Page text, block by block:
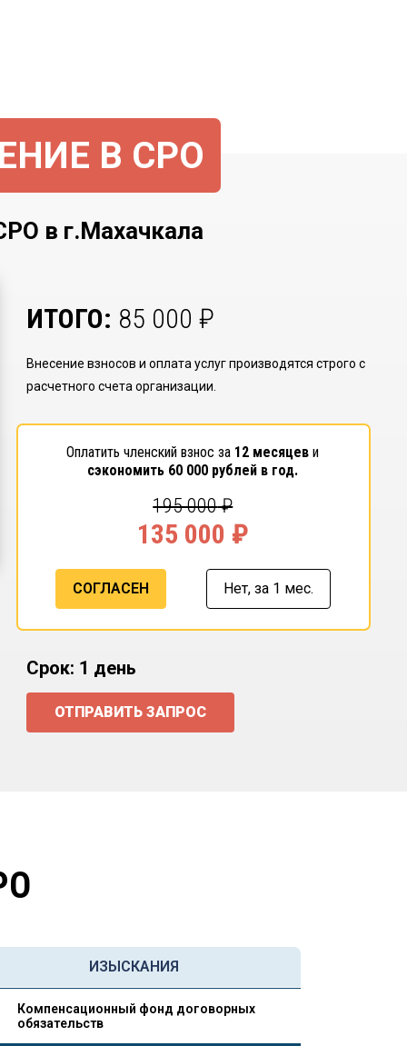
В СРО
в г.Махачкала
ИТОГО: 85 000 ₽
Внесение взносов и оплата услуг производятся строго с
расчетного счета организации.
Оплатить членский взнос за 12 месяцеви
сэкономить 60 000 рублей в год.
195 000₽
135 000 ₽
СОГЛАСЕН Нет, за 1 мес.
Срок: 1 день
ОТПРАВИТЬ ЗАПРОС
ИЗЫСКАНИЯ
Компенсационный фонд договорных
обязательств